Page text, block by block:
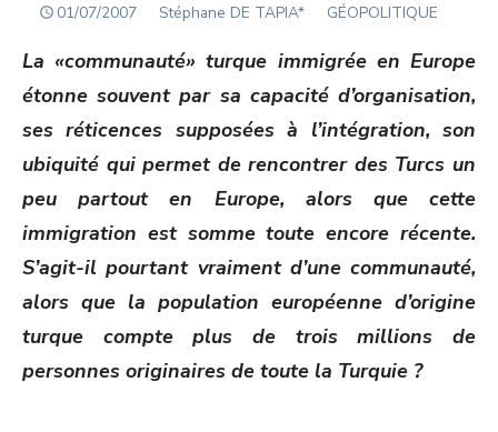
POSTED
01/07/2007 Author
Stéphane DE TAPIA* GÉOPOLITIQUE
La «communauté» turque immigrée en Europe
étonne souvent par sa capacité d’organisation,
ses réticences supposées à l’intégration, son
ubiquité qui permet de rencontrer des Turcs un
peu partout en Europe, alors que cette
immigration est somme toute encore récente.
S’agit-il pourtant vraiment d’une communauté,
alors que la population européenne d’origine
turque compte plus de trois millions de
personnes originaires de toute la Turquie ?